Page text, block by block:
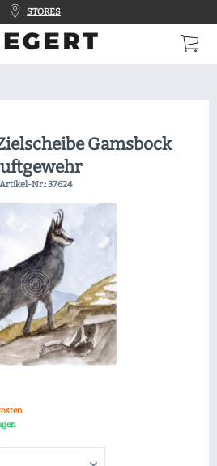
STORES
Gamsbock
Artikel-Nr.:37624